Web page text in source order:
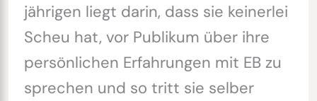
jährigen liegt darin, dass sie keinerlei
Scheu hat, vor Publikum über ihre
persönlichen Erfahrungen mit EB zu
sprechen und so tritt sie selber